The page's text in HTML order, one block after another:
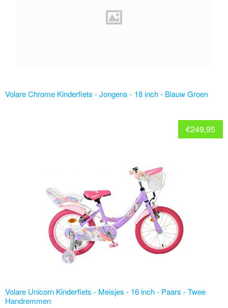
Volare Chrome Kinderfiets - Jongens - 18 inch - Blauw Groen
€249,95
Volare Unicorn Kinderfiets - Meisjes - 16 inch - Paars - Twee
Handremmen